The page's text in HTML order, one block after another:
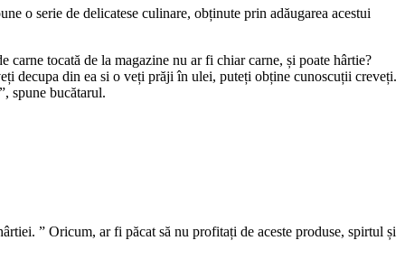
o serie de delicatese culinare, obținute prin adăugarea acestui
tocată de la magazine nu ar fi chiar carne, și poate hârtie?
decupa din ea si o veți prăji în ulei, puteți obține cunoscuții creveți.
spune bucătarul.
” Oricum, ar fi păcat să nu profitați de aceste produse, spirtul și